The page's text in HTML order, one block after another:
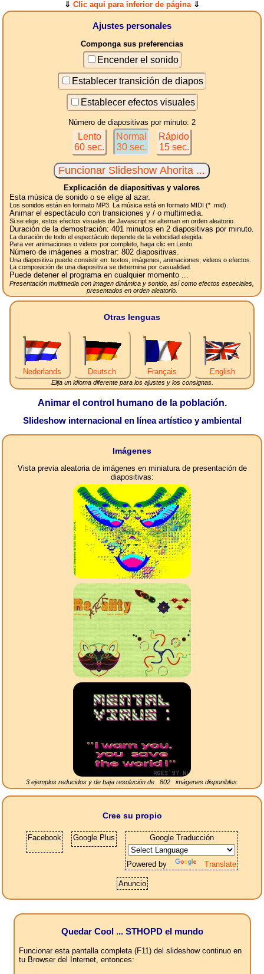
⇓ Clic aqui para inferior de página⇓
Ajustes personales
Componga sus preferencias
Encender el sonido
Establecer transición de diapos
Establecer efectos visuales
Número de diapositivas por minuto: 2
Lento
60 sec.
Normal
30 sec.
Rápido
15 sec.
Explicación de diapositivas y valores
Esta música de sonido o se elige al azar.
Los sonidos están en formato MP3. La música está en formato MIDI (* .mid).
Animar el espectáculo con transiciones y / o multimedia.
Si se elige, estos efectos visuales de Javascript se alternan en orden aleatorio.
Duración de la demostración:401 minutos en 2diapositivas por minuto.
La duración de todo el espectáculo depende de la velocidad elegida.
Para ver animaciones o videos por completo, haga clic en Lento.
Número de imágenes a mostrar:802 diapositivas.
Una diapositiva puede consistir en: textos, imágenes, animaciones, videos o efectos.
La composición de una diapositiva se determina por casualidad.
Puede detener el programa en cualquier momento ...
Presentación multimedia con imagen dinámica y sonido, así como efectos especiales,
presentados en orden aleatorio.
Otras lenguas
Nederlands Deutsch Français English
Elija un idioma diferente para los ajustes y los consignas.
Animar el control humano de la población.
Slideshow internacional en línea artístico y ambiental
Imágenes
Vista previa aleatoria de imágenes en miniatura de presentación de
diapositivas:
3 ejemplos reducidos y de baja resolución de 802imágenes disponibles.
Cree su propio
Facebook Google Plus Google Traducción
Powered by Translate
Anuncio
Quedar Cool ... STHOPD el mundo
Funcionar esta pantalla completa (F11) del slideshow continuo en
tu Browser del Internet, entonces: